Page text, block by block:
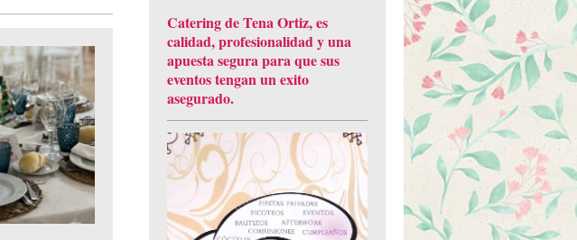
Catering de Tena Ortiz, es
calidad, profesionalidad y una
apuesta segura para que sus
eventos tengan un exito
asegurado.